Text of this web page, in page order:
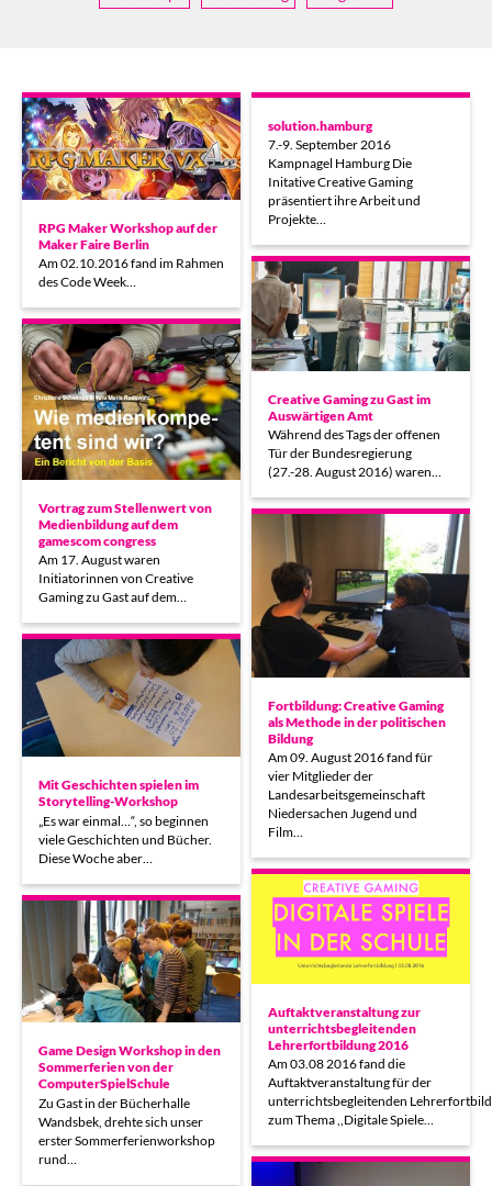
RPG Maker Workshop auf der
Maker Faire Berlin
Am 02.10.2016 fand im Rahmen
des Code Week…
solution.hamburg
7.-9. September 2016
Kampnagel Hamburg Die
Initative Creative Gaming
präsentiert ihre Arbeit und
Projekte…
Creative Gaming zu Gast im
Auswärtigen Amt
Während des Tags der offenen
Tür der Bundesregierung
(27.-28. August 2016) waren…
Vortrag zum Stellenwert von
Medienbildung auf dem
gamescom congress
Am 17. August waren
Initiatorinnen von Creative
Gaming zu Gast auf dem…
Fortbildung: Creative Gaming
als Methode in der politischen
Bildung
Am 09. August 2016 fand für
vier Mitglieder der
Landesarbeitsgemeinschaft
Niedersachen Jugend und
Film…
Mit Geschichten spielen im
Storytelling-Workshop
„Es war einmal…“, so beginnen
viele Geschichten und Bücher.
Diese Woche aber…
Auftaktveranstaltung zur
unterrichtsbegleitenden
Lehrerfortbildung 2016
Am 03.08 2016 fand die
Auftaktveranstaltung für der
unterrichtsbegleitenden
zum Thema ,,Digitale Spiele…
Game Design Workshop in den
Sommerferien von der
ComputerSpielSchule
Zu Gast in der Bücherhalle
Wandsbek, drehte sich unser
erster Sommerferienworkshop
rund…